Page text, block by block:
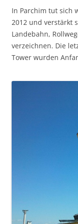
In Parchim tut sich
2012 und verstärkt
Landebahn,
verzeichnen. Die
Tower wurden